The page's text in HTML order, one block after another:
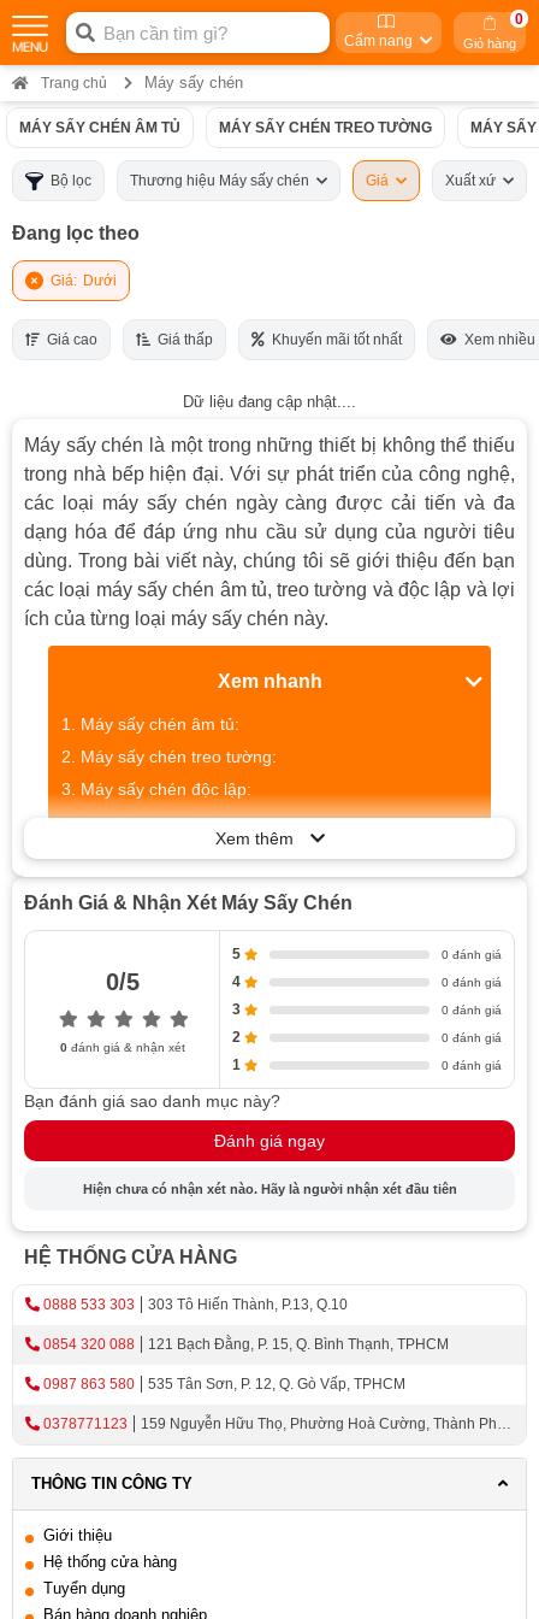
Cẩm nang Giỏ hàng
0
Trang chủ Máy sấy chén
MÁY SẤY CHÉN ÂM TỦ MÁY SẤY CHÉN TREO TƯỜNG MÁY
Bộ lọc Thương hiệu Máy sấy chén Giá Xuất xứ
Đang lọc theo
Giá: Dưới
Giá cao Giá thấp Khuyến mãi tốt nhất Xem nhiều
Dữ liệu đang cập nhật....
Máy sấy chén là một trong những thiết bị không thể thiếu
trong nhà bếp hiện đại. Với sự phát triển của công nghệ,
các loại máy sấy chén ngày càng được cải tiến và đa
dạng hóa để đáp ứng nhu cầu sử dụng của người tiêu
dùng. Trong bài viết này, chúng tôi sẽ giới thiệu đến bạn
các loại máy sấy chén âm tủ, treo tường và độc lập và lợi
ích của từng loại máy sấy chén này.
Xem nhanh
Máy sấy chén âm tủ:
Máy sấy chén treo tường:
Máy sấy chén độc lập:
Máy Sấy Chén Âm Tủ:
Máy sấy chén âm tủ là một lựa chọn thông minh cho
những người muốn tiết kiệm không gian trong nhà bếp.
Với thiết kế âm tủ, máy sấy chén sẽ được lắp đặt ngay
không gian. Máy sấy chén âm tủ có thể sấy khô chén đĩa,
muỗng nĩa và các dụng cụ nhà bếp khác một cách nhanh
chóng và hiệu quả. Bạn cũng có thể lựa chọn các loại
máy sấy chén âm tủ có dung tích và kiểu dáng khác nhau
để phù hợp với nhu cầu và phong cách của gia đình
Máy sấy chén treo tường là một lựa chọn phổ biến cho
những người muốn tiết kiệm không gian đặc biệt là trong
máy sấy chén giúp bạn tiết kiệm không gian bếp và sử
dụng các dụng cụ nhà bếp một cách tiện lợi. Máy sấy
chén treo tường có thể sấy khô chén đĩa, muỗng nĩa và
các dụng cụ nhà bếp khác một cách nhanh chóng và hiệu
quả. Bạn cũng có thể lựa chọn các loại máy sấy chén
cách trang trí của căn bếp.
Máy Sấy Chén Độc Lập:
Xem thêm
Đánh Giá & Nhận Xét Máy Sấy Chén
0/5
0đánh giá & nhận xét
5 0 đánh giá
4 0 đánh giá
3 0 đánh giá
2 0 đánh giá
1 0 đánh giá
Bạn đánh giá sao danh mục này?
Đánh giá ngay
Hiện chưa có nhận xét nào. Hãy là người nhận xét đầu tiên
HỆ THỐNG CỬA HÀNG
0888 533 303 303 Tô Hiến Thành, P.13, Q.10
0854 320 088 121 Bạch Đằng, P. 15, Q. Bình Thạnh, TPHCM
0987 863 580 535 Tân Sơn, P. 12, Q. Gò Vấp, TPHCM
0378771123
159 Nguyễn Hữu Thọ, Phường Hoà Cường, Thành Phố
THÔNG TIN CÔNG TY
Giới thiệu
Hệ thống cửa hàng
Tuyển dụng
Bán hàng doanh nghiệp